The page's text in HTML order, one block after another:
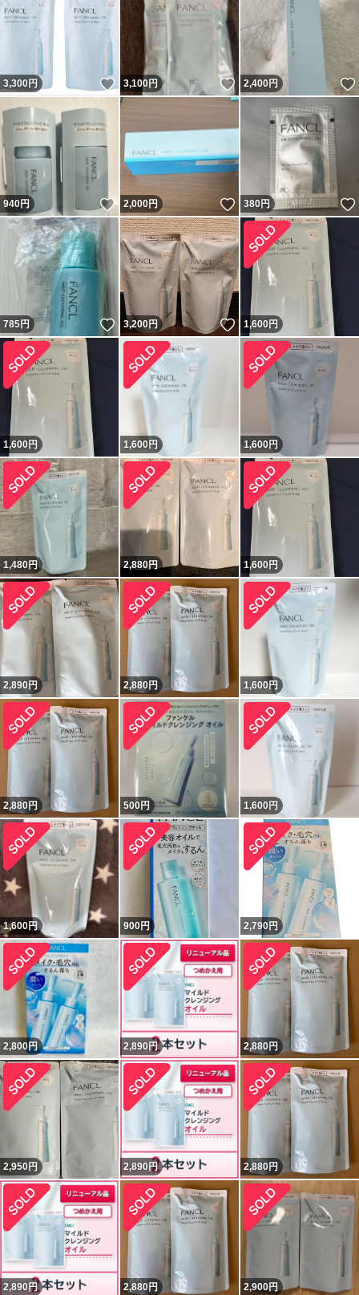
3,300円 いいね！
3,100円 いいね！
2,400円
940円 いいね！
2,000円 いいね！
380円
785円 いいね！
3,200円 いいね！
1,600円
1,600円 1,600円 1,600円
1,480円 2,880円 1,600円
2,890円 2,880円 1,600円
2,880円 500円 1,600円
1,600円 900円 2,790円
2,800円 2,890 円 2,880円
2,950円 2,890 円 2,880円
2,890 円 2,880円 2,900円